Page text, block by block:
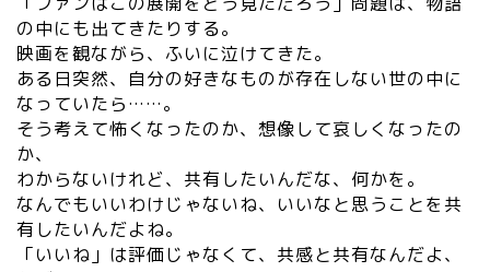
の中にも出てきたりする。
映画を観ながら、ふいに泣けてきた。
ある日突然、 自分の好きなものが存在しない世の中に
なっていたら……。
そう考えて怖くなったのか、想像して哀しくなったの
か、
わからないけれど、共有したいんだな、何かを。
なんでもいいわけじゃないね、 いいなと思うことを共
有したいんだよね。
「いいね」 は評価じゃなくて、共感と共有なんだよ、